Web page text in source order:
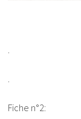
.
.
Fiche n°2: